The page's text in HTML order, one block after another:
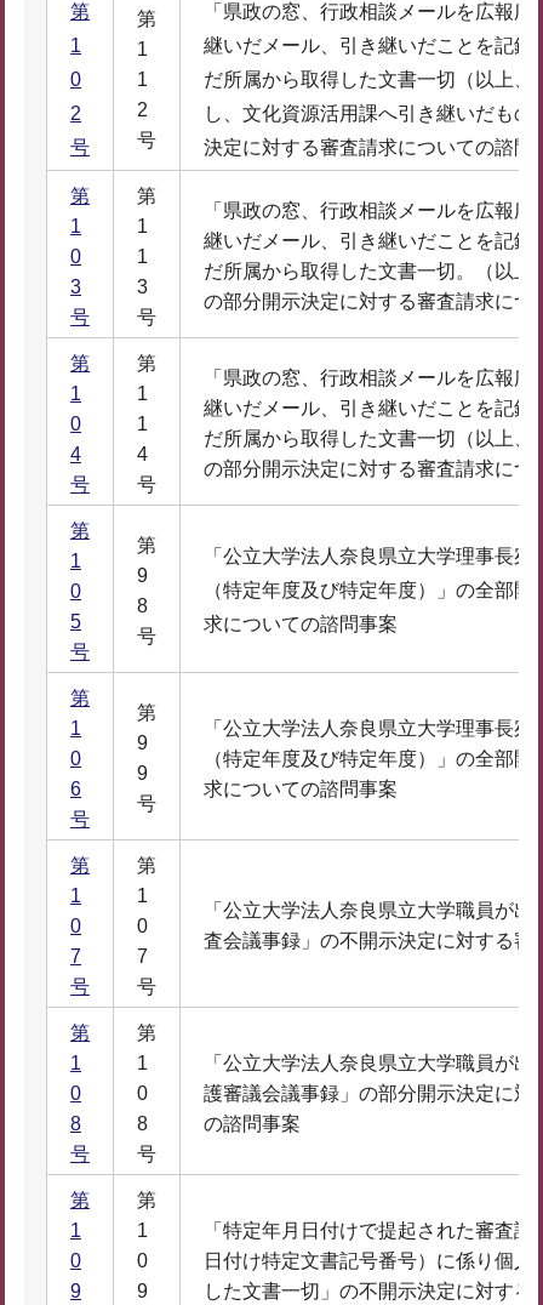
第
1
0
2
号
第
1
1
2
号
「県政の窓、行政相談メールを広報
継いだメール、引き継いだことを記録
だ所属から取得した文書一切（以上、
し、文化資源活用課へ引き継いだもの
決定に対する審査請求についての諮問
第
1
0
3
号
第
1
1
3
号
「県政の窓、行政相談メールを広報
継いだメール、引き継いだことを記録
だ所属から取得した文書一切。（以上
の部分開示決定に対する審査請求につ
第
1
0
4
号
第
1
1
4
号
「県政の窓、行政相談メールを広報
継いだメール、引き継いだことを記録
だ所属から取得した文書一切（以上、
の部分開示決定に対する審査請求につ
第
1
0
5
号
第
9
8
号
「公立大学法人奈良県立大学理事長
（特定年度及び特定年度）」の全部
求についての諮問事案
第
1
0
6
号
第
9
9
号
「公立大学法人奈良県立大学理事長
（特定年度及び特定年度）」の全部
求についての諮問事案
第
1
0
7
号
第
1
0
7
号
「公立大学法人奈良県立大学職員が
査会議事録」の不開示決定に対する審
第
1
0
8
号
第
1
0
8
号
「公立大学法人奈良県立大学職員が
護審議会議事録」の部分開示決定に対
の諮問事案
第
1
0
9
第
1
0
9
「特定年月日付けで提起された審査
日付け特定文書記号番号）に係り個人
した文書一切」の不開示決定に対する